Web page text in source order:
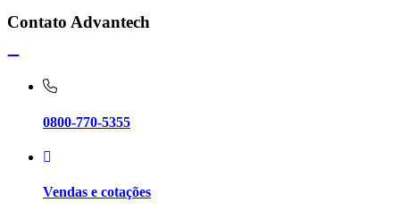
Contato Advantech
0800-770-5355
Vendas e cotações